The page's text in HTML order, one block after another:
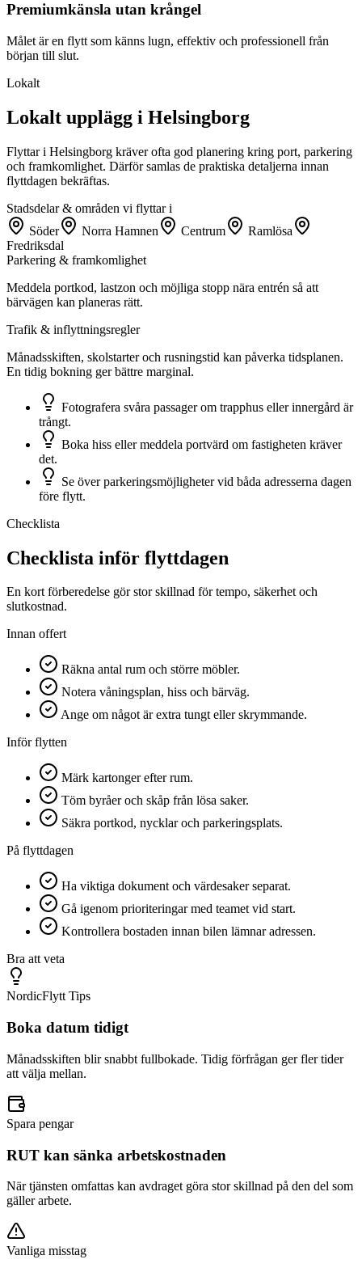
Premiumkänsla utan krångel
Målet är en flytt som känns lugn, effektiv och professionell från
början till slut.
Lokalt
Lokalt upplägg i Helsingborg
Flyttar i Helsingborg kräver ofta god planering kring port, parkering
och framkomlighet. Därför samlas de praktiska detaljerna innan
flyttdagen bekräftas.
Stadsdelar & områden vi flyttar i
Söder
Norra Hamnen Centrum
Ramlösa
Fredriksdal
Parkering & framkomlighet
Meddela portkod, lastzon och möjliga stopp nära entrén så att
bärvägen kan planeras rätt.
Trafik & inflyttningsregler
Månadsskiften, skolstarter och rusningstid kan påverka tidsplanen.
En tidig bokning ger bättre marginal.
Fotografera svåra passager om trapphus eller innergård är
trångt.
Boka hiss eller meddela portvärd om fastigheten kräver
det.
Se över parkeringsmöjligheter vid båda adresserna dagen
före flytt.
Checklista
Checklista inför flyttdagen
En kort förberedelse gör stor skillnad för tempo, säkerhet och
slutkostnad.
Innan offert
Räkna antal rum och större möbler.
Notera våningsplan, hiss och bärväg.
Ange om något är extra tungt eller skrymmande.
Inför flytten
Märk kartonger efter rum.
Töm byråer och skåp från lösa saker.
Säkra portkod, nycklar och parkeringsplats.
På flyttdagen
Ha viktiga dokument och värdesaker separat.
Gå igenom prioriteringar med teamet vid start.
Kontrollera bostaden innan bilen lämnar adressen.
Bra att veta
NordicFlytt Tips
Boka datum tidigt
Månadsskiften blir snabbt fullbokade. Tidig förfrågan ger fler tider
att välja mellan.
Spara pengar
RUT kan sänka arbetskostnaden
När tjänsten omfattas kan avdraget göra stor skillnad på den del som
gäller arbete.
Vanliga misstag